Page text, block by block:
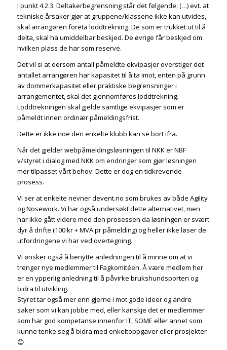
I punkt 4.2.3. Deltakerbegrensning står det følgende: (…) evt. at
tekniske årsaker gjør at gruppene/klassene ikke kan utvides,
skal arrangøren foreta loddtrekning. De som er trukket ut til å
delta, skal ha umiddelbar beskjed. De øvrige får beskjed om
hvilken plass de har som reserve.
Det vil si at dersom antall påmeldte ekvipasjer overstiger det
antallet arrangøren har kapasitet til å ta imot, enten på grunn
av dommerkapasitet eller praktiske begrensninger i
arrangementet, skal det gjennomføres loddtrekning.
Loddtrekningen skal gjelde samtlige ekvipasjer som er
påmeldt innen ordinær påmeldingsfrist.
Dette er ikke noe den enkelte klubb kan se bort ifra.
Når det gjelder webpåmeldingsløsningen til NKK er NBF
v/styret i dialog med NKK om endringer som gjør løsningen
mer tilpasset vårt behov. Dette er dog en tidkrevende
prosess.
Vi ser at enkelte nevner devent.no som brukes av både Agility
og Nosework. Vi har også undersøkt dette alternativet, men
har ikke gått videre med den prosessen da løsningen er svært
dyr å drifte (100 kr + MVA pr påmelding) og heller ikke løser de
utfordringene vi har ved overtegning.
Vi ønsker også å benytte anledningen til å minne om at vi
trenger nye medlemmer til Fagkomitéen. Å være medlem her
er en ypperlig anledning til å påvirke brukshundsporten og
bidra til utvikling.
Styret tar også mer enn gjerne i mot gode ideer og andre
saker som vi kan jobbe med, eller kanskje det er medlemmer
som har god kompetanse innenfor IT, SOME eller annet som
kunne tenke seg å bidra med enkeltoppgaver eller prosjekter
😊